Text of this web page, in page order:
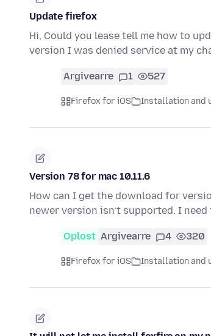
Update firefox
Hi, Could you lease tell me how to
version I was denied service at my
Argivearre 1 527
Firefox for iOS Installation and
Version 78 for mac 10.11.6
How can I get the download for
newer version isn’t supported. I
Oplost Argivearre 4 320
Firefox for iOS Installation and